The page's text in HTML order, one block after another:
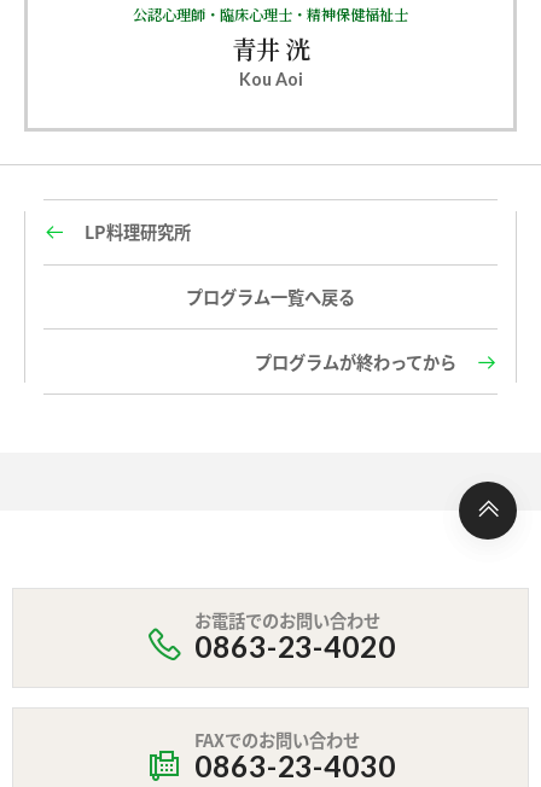
公認心理師・臨床心理士・精神保健福祉士
青井 洸
Kou Aoi
LP料理研究所
プログラム一覧へ戻る
プログラムが終わってから
お電話でのお問い合わせ
0863-23-4020
FAXでのお問い合わせ
0863-23-4030